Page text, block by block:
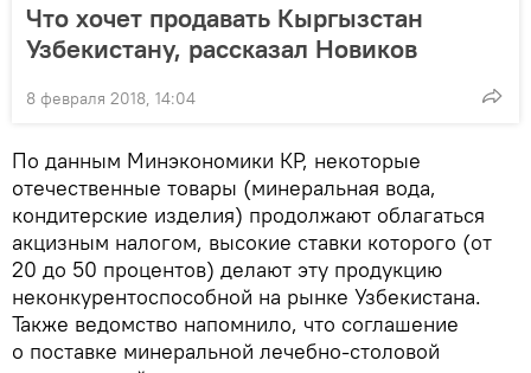
Что хочет продавать Кыргызстан
Узбекистану, рассказал Новиков
8 февраля 2018, 14:04
По данным Минэкономики КР, некоторые
отечественные товары (минеральная вода,
кондитерские изделия) продолжают облагаться
акцизным налогом, высокие ставки которого (от
20 до 50 процентов) делают эту продукцию
неконкурентоспособной на рынке Узбекистана.
Также ведомство напомнило, что соглашение
о поставке минеральной лечебно-столовой